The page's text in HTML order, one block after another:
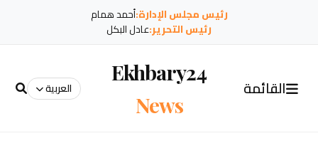
رئيس مجلس الإدارة:أحمد همام
رئيس التحرير:عادل البكل
القائمة
Ekhbary24
News
العربية